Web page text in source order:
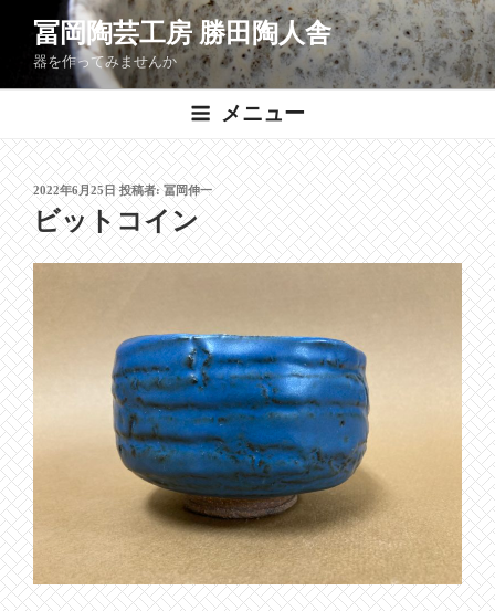
ン
へ
ス
キ
ッ
プ
冨岡陶芸工房 勝田陶人舎
器を作ってみませんか
メニュー
投
稿
日:
2022年6月25日投稿者:冨岡伸一
ビットコイン